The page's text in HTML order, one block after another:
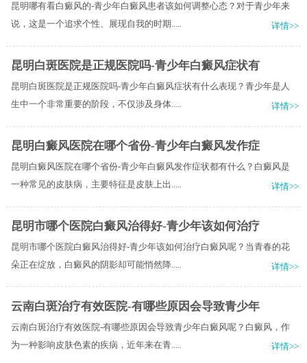
昆明哪有看白癜风的-青少年白癜风患者该如何调整心态？对于青少年来
说，这是一个追求个性、展现自我的时期.....
详情>>
昆明白斑医院是正规医院吗-青少年白癜风症状有
昆明白斑医院是正规医院吗-青少年白癜风症状有什么表现？青少年是人
生中一个非常重要的阶段，不仅涉及身体.....
详情>>
昆明白癜风医院在哪个省份-青少年白癜风发作症
昆明白癜风医院在哪个省份-青少年白癜风发作症状都有什么？白癜风是
一种常见的皮肤病，主要特征是皮肤上出.....
详情>>
昆明市哪个医院白癜风治得好-青少年该如何治疗
昆明市哪个医院白癜风治得好-青少年该如何治疗白癜风呢？当青春的花
朵正在绽放，白癜风的阴影却可能悄然降.....
详情>>
云南白斑治疗有效医院-有哪些原因会导致青少年
云南白斑治疗有效医院-有哪些原因会导致青少年白癜风呢？白癜风，作
为一种影响皮肤色素的疾病，近年来在青.....
详情>>